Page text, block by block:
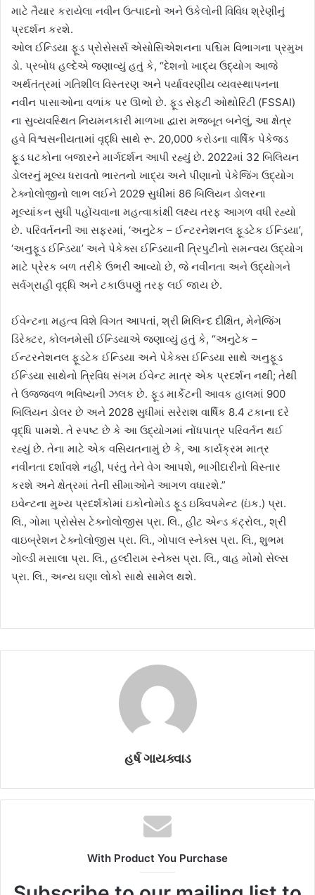
માટે તૈયાર કરાયેલા નવીન ઉત્પાદનો અને ઉકેલોની વિવિધ શ્રેણીનું
પ્રદર્શન કરશે.
ઓલ ઈન્ડિયા ફૂડ પ્રોસેસર્સ એસોસિએશનના પશ્ચિમ વિભાગના પ્રમુખ
ડો. પ્રબોધ હલ્દેએ જણાવ્યું હતું કે, “દેશનો ખાદ્ય ઉદ્યોગ આજે
અર્થતંત્રમાં ગતિશીલ વિસ્તરણ અને પર્યાવરણીય વ્યવસ્થાપનના
નવીન પાસાઓના વળાંક પર ઊભો છે. ફૂડ સેફ્ટી ઓથોરિટી (FSSAI)
ના સુવ્યવસ્થિત નિયમનકારી માળખા દ્વારા મજબૂત બનેલું, આ ક્ષેત્ર
હવે વિશ્વસનીયતામાં વૃદ્ધિ સાથે રૂ. 20,000 કરોડના વાર્ષિક પેકેજ્ડ
ફૂડ ઘટકોના બજારને માર્ગદર્શન આપી રહ્યું છે. 2022માં 32 બિલિયન
ડોલરનું મૂલ્ય ધરાવતો ભારતનો ખાદ્ય અને પીણાનો પેકેજિંગ ઉદ્યોગ
ટેક્નોલોજીનો લાભ લઈને 2029 સુધીમાં 86 બિલિયન ડોલરના
મૂલ્યાંકન સુધી પહોંચવાના મહત્વાકાંક્ષી લક્ષ્ય તરફ આગળ વધી રહ્યો
છે. પરિવર્તનની આ સફરમાં, ‘અનુટેક – ઈન્ટરનેશનલ ફૂડટેક ઈન્ડિયા’,
‘અનુફૂડ ઈન્ડિયા’ અને પેકેક્સ ઈન્ડિયાની ત્રિપુટીનો સમન્વય ઉદ્યોગ
માટે પ્રેરક બળ તરીકે ઉભરી આવ્યો છે, જે નવીનતા અને ઉદ્યોગને
સર્વગ્રાહી વૃદ્ધિ અને ટકાઉપણું તરફ લઈ જાય છે.
ઈવેન્ટના મહત્વ વિશે વિગત આપતાં, શ્રી મિલિન્દ દીક્ષિત, મેનેજિંગ
ડિરેક્ટર, કોલનમેસી ઈન્ડિયાએ જણાવ્યું હતું કે, “અનુટેક –
ઈન્ટરનેશનલ ફૂડટેક ઈન્ડિયા અને પેકેક્સ ઈન્ડિયા સાથે અનુફૂડ
ઈન્ડિયા સાથેનો ત્રિવિધ સંગમ ઈવેન્ટ માત્ર એક પ્રદર્શન નથી; તેથી
તે ઉજ્જવળ ભવિષ્યની ઝલક છે. ફૂડ માર્કેટની આવક હાલમાં 900
બિલિયન ડોલર છે અને 2028 સુધીમાં સરેરાશ વાર્ષિક 8.4 ટકાના દરે
વૃદ્ધિ પામશે. તે સ્પષ્ટ છે કે આ ઉદ્યોગમાં નોંધપાત્ર પરિવર્તન થઈ
રહ્યું છે. તેના માટે એક વસિયતનામું છે કે, આ કાર્યક્રમ માત્ર
નવીનતા દર્શાવશે નહીં, પરંતુ તેને વેગ આપશે, ભાગીદારીનો વિસ્તાર
કરશે અને ક્ષેત્રમાં તેની સીમાઓને આગળ વધારશે.”
ઇવેન્ટના મુખ્ય પ્રદર્શકોમાં ઇકોનોમોડ ફૂડ ઇક્વિપમેન્ટ (ઇંક.) પ્રા.
લિ., ગોમા પ્રોસેસ ટેક્નોલોજીસ પ્રા. લિ., હીટ એન્ડ કંટ્રોલ., શ્રી
વાઇબ્રેશન ટેક્નોલોજીસ પ્રા. લિ., ગોપાલ સ્નેક્સ પ્રા. લિ., શુભમ
ગોલ્ડી મસાલા પ્રા. લિ., હલ્દીરામ સ્નેક્સ પ્રા. લિ., વાહ મોમો સેલ્સ
પ્રા. લિ., અન્ય ઘણા લોકો સાથે સામેલ થશે.
હર્ષ ગાયક્વાડ
With Product You Purchase